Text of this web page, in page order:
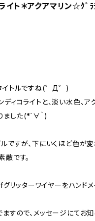
ライト＊アクアマリン☆ｸﾞ
イトルですね(゜Д゜)
ィコライトと、淡い水色、ア
ました(*´∀｀)
ですが、下にいくほど色が変
です。
リッターワイヤーをハンドメ
すので、メッセージにてお知